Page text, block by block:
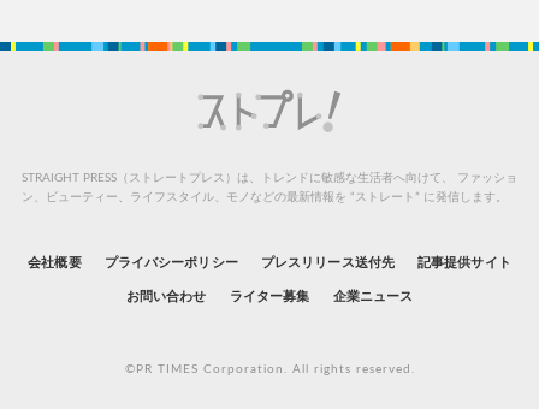
STRAIGHT PRESS（ストレートプレス）は、トレンドに敏感な生活者へ向けて、
ファッショ
ン、ビューティー、ライフスタイル、モノなどの最新情報を “ストレート” に発信します。
会社概要 プライバシーポリシー プレスリリース送付先 記事提供サイト
お問い合わせ ライター募集 企業ニュース
©PR TIMES Corporation. All rights reserved.